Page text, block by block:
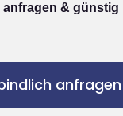
& günstig